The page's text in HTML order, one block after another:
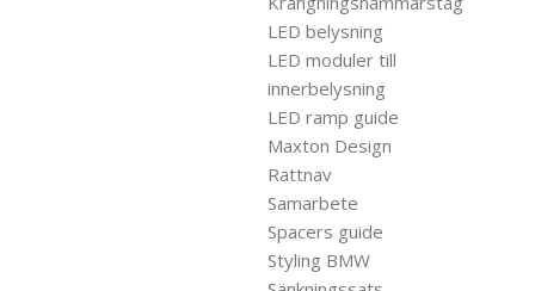
LED belysning
LED moduler till
innerbelysning
LED ramp guide
Maxton Design
Rattnav
Samarbete
Spacers guide
Styling BMW